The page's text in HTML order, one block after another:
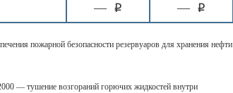
— i — i
пожарной безопасности резервуаров для хранения нефти
— тушение возгораний горючих жидкостей внутри